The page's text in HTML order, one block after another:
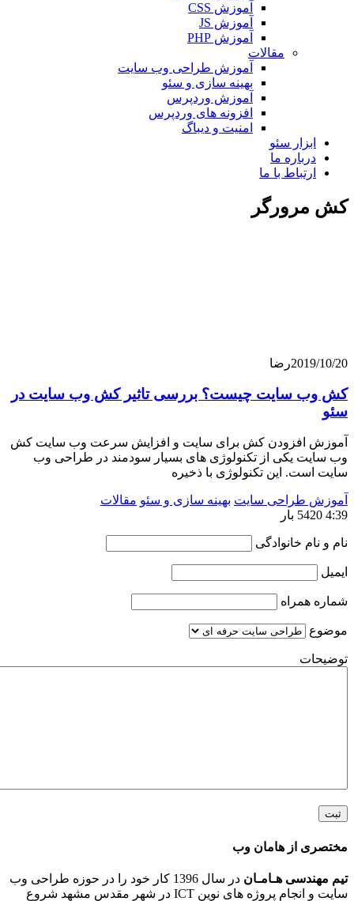
آموزش CSS
آموزش JS
آموزش PHP
مقالات
آموزش طراحی وب سایت
بهینه سازی و سئو
آموزش وردپرس
افزونه های وردپرس
امنیت و دیباگ
سئو
ما
با ما
رضا
سایت چیست؟ بررسی تاثیر کش وب سایت در
افزودن کش برای سایت و افزایش سرعت وب سایت کش
یکی از تکنولوژی های بسیار سودمند در طراحی وب
این تکنولوژی با ذخیره
طراحی سایت بهینه سازی و سئو مقالات
خانوادگی
از هامان وب
هـامـان
در سال 1396 کار خود را در حوزه طراحی وب
سایت و انجام پروژه های نوین ICT در شهر مقدس مشهد شروع